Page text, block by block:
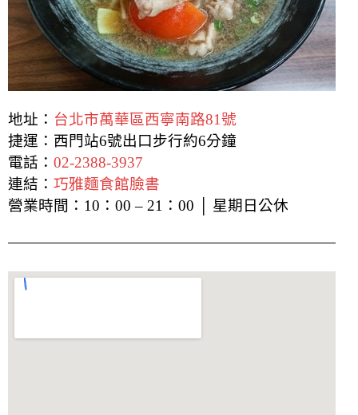
地址： 台北市萬華區西寧南路81號
捷運：西門站6號出口步行約6分鐘
電話： 02-2388-3937
連結： 巧雅麵食館臉書
營業時間：10：00 – 21：00 │ 星期日公休